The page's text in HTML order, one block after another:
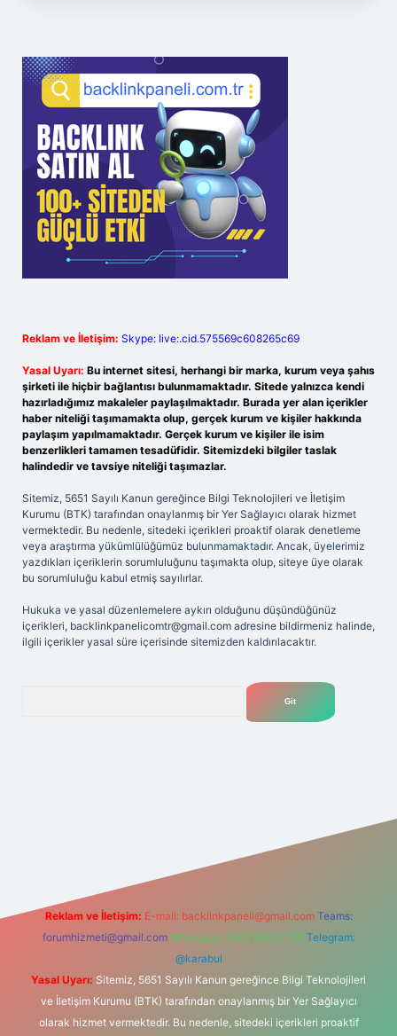
Reklam ve İletişim: Skype: live:.cid.575569c608265c69
Yasal Uyarı: Bu internet sitesi, herhangi bir marka, kurum veya şahıs
şirketi ile hiçbir bağlantısı bulunmamaktadır. Sitede yalnızca kendi
hazırladığımız makaleler paylaşılmaktadır. Burada yer alan içerikler
haber niteliği taşımamakta olup, gerçek kurum ve kişiler hakkında
paylaşım yapılmamaktadır. Gerçek kurum ve kişiler ile isim
benzerlikleri tamamen tesadüfidir. Sitemizdeki bilgiler taslak
halindedir ve tavsiye niteliği taşımazlar.
Sitemiz, 5651 Sayılı Kanun gereğince Bilgi Teknolojileri ve İletişim
Kurumu (BTK) tarafından onaylanmış bir Yer Sağlayıcı olarak hizmet
vermektedir. Bu nedenle, sitedeki içerikleri proaktif olarak denetleme
veya araştırma yükümlülüğümüz bulunmamaktadır. Ancak, üyelerimiz
yazdıkları içeriklerin sorumluluğunu taşımakta olup, siteye üye olarak
bu sorumluluğu kabul etmiş sayılırlar.
Hukuka ve yasal düzenlemelere aykırı olduğunu düşündüğünüz
içerikleri, backlinkpanelicomtr@gmail.com adresine bildirmeniz halinde,
ilgili içerikler yasal süre içerisinde sitemizden kaldırılacaktır.
Reklam ve İletişim: E-mail: backlinkpaneli@gmail.com Teams:
forumhizmeti@gmail.com Whatsapp: 0262 606 0 726 Telegram:
@karabul
Yasal Uyarı: Sitemiz, 5651 Sayılı Kanun gereğince Bilgi Teknolojileri
ve İletişim Kurumu (BTK) tarafından onaylanmış bir Yer Sağlayıcı
olarak hizmet vermektedir. Bu nedenle, sitedeki içerikleri proaktif